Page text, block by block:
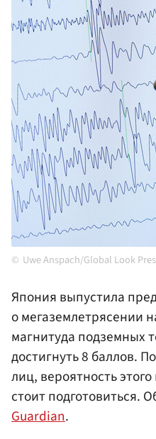
Uwe Anspach/Global Look
Япония выпустила
о мегаземлетрясении
магнитуда подземных
достигнуть 8 баллов.
лиц, вероятность
стоит подготовиться.
Guardian.